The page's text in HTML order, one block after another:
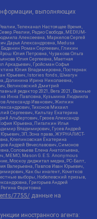
выполняющих
Телеканал Настоящее Время,
Радио Свобода, MEDIUM-
Алексеевна, Маркелов Сергей
Дарья Александровна, Medusa
Роман Сергеевич, Гликин
Юлия Петровна, Чуракова Ольга
Юлия Сергеевна, Маетная
Аркадьевич, Гройсман Софья
Юлия Владимировна, Постернак
Юрьевич, Istories fonds, Шмагун
Долинина Ирина Николаевна,
Великовский Дмитрий
редактор 2021, Вега 2021, Важные
Инна Павловна, Кузьмина Людмила
Александр Иванович, Жилкин
Тихонов Михаил
Сергеевич, Кильтау Екатерина
Альбертович, Грезев Александр
Юрьевна, Пигалкин Илья
Владимирович, Гусев Андрей
Юрьевич, ЗП, Зона права, ЖУРНАЛИСТ-
Клепиковская Екатерина
Андрей Вячеславович, Симонов
Соловьева Елена Анатольевна,
МЕМО, Mason G.E.S. Anonymous
Москоу диджитал медиа, РС-Балт,
Валерьевна, Павлов Иван Юрьевич,
Как бы инагент, Кочетков
выборы, Нобелевский призыв,
Григорьев Андрей
Фаритовна
7755/ данные на
иностранного агента: